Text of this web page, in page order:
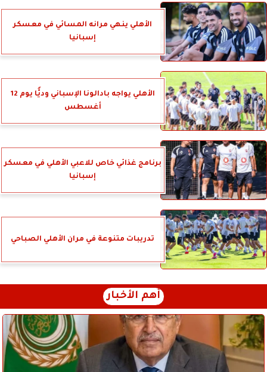
الأهلي ينهي مرانه المسائي في معسكر
إسبانيا
الأهلي يواجه بادالونا الإسباني وديًّا يوم 12
أغسطس
برنامج غذائي خاص للاعبي الأهلي في معسكر
إسبانيا
تدريبات متنوعة في مران الأهلي الصباحي
أهم الأخبار